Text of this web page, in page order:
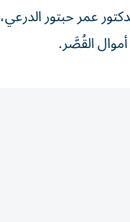
عمر حبتور
القُصَّر.